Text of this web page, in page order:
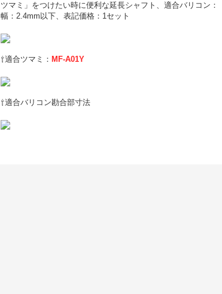
ツマミ」をつけたい時に便利な延長シャフト、適合バリコン
幅：2.4mm以下、表記価格：1セット
⇧適合ツマミ： MF-A01Y
⇧適合バリコン勘合部寸法